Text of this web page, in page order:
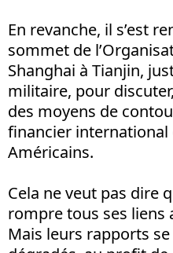
En revanche, il s’est
sommet de
Shanghai à Tianjin,
militaire, pour
des moyens de
financier international
Américains.
Cela ne veut pas dire
rompre tous ses liens
Mais leurs rapports